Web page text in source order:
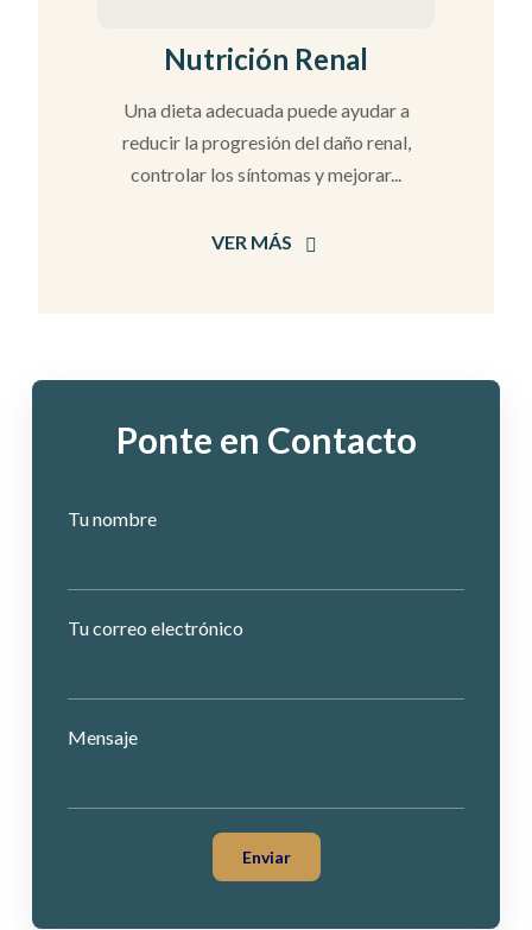
Nutrición Renal
Una dieta adecuada puede ayudar a
reducir la progresión del daño renal,
controlar los síntomas y mejorar...
VER MÁS
Ponte en Contacto
Tu nombre
Tu correo electrónico
Mensaje